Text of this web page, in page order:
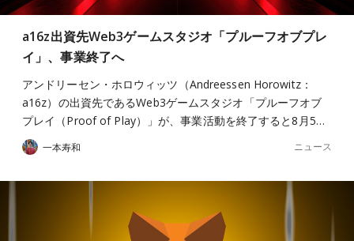
a16z出資先Web3ゲームスタジオ「プルーフオブプレ
イ」、事業終了へ
アンドリーセン・ホロウィッツ（Andreessen Horowitz：
a16z）の出資先であるWeb3ゲームスタジオ「プルーフオブ
プレイ（Proof of Play）」が、事業活動を終了すると8月5…
一本寿和 ニュース